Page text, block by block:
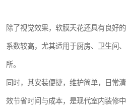
除了视觉效果，软膜天花还具有良好
系数较高，尤其适用于厨房、卫生间
所。
同时，其安装便捷，维护简单，日常
效节省时间与成本，是现代室内装修